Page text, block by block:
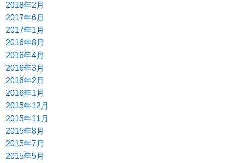
2018年2月
2017年6月
2017年1月
2016年8月
2016年4月
2016年3月
2016年2月
2016年1月
2015年12月
2015年11月
2015年8月
2015年7月
2015年5月